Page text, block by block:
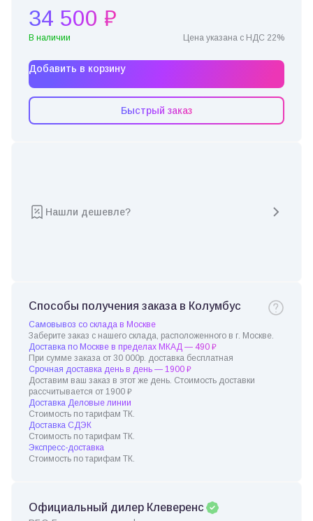
34 500 ₽
В наличии Цена указана с НДС 22%
Добавить в корзину
Быстрый заказ
Нашли дешевле?
Способы получения заказа в Колумбус
Самовывоз со склада в Москве
Заберите заказ с нашего склада, расположенного в г. Москве.
Доставка по Москве в пределах МКАД — 490 ₽
При сумме заказа от 30 000р. доставка бесплатная
Срочная доставка день в день — 1900 ₽
Доставим ваш заказ в этот же день. Стоимость доставки
рассчитывается от 1900 ₽
Доставка Деловые линии
Стоимость по тарифам ТК.
Доставка СДЭК
Стоимость по тарифам ТК.
Экспресс-доставка
Стоимость по тарифам ТК.
Официальный дилер Клеверенс